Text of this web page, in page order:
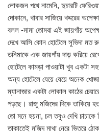
লোকজন পথে নামেনি, দুচারটি
দোকানে, খাবার সাজিয়ে খদ্দরের
বলল -মামা তোমরা এই জায়গাঁয়
দেখে আসি কোন হোটেলে সুভিদা মত
তনিমাকে এক জায়গাঁয় দাড় করিয়ে
হোটেলে কামড়া পাওয়াটা খুব একটা
অন্য হোটেলে যেয়ে যেয়ে অনেক
ম্যানাজার একটা লোকাল কাঠের
পড়ছে। রাজু মজিদের দিকে তাকিয়ে
তো মনে হয়না, চল তবুও দেখি চাচাকে
তাকাতেই মজিদ মাথা নেরে ভিতরে